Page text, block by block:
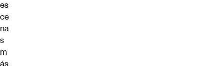
es
ce
na
s
m